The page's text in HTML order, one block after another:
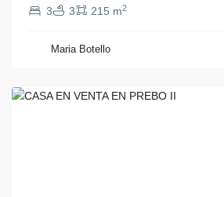
3 3 215 m2
Maria Botello
Prebo,